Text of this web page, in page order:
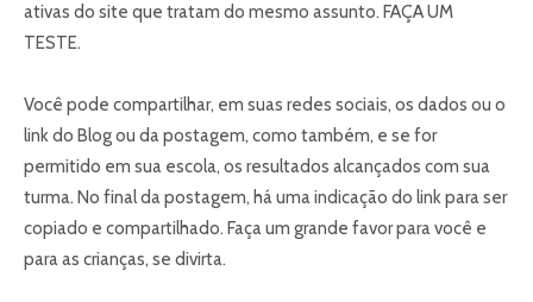
ativas do site que tratam do mesmo assunto. FAÇA UM
TESTE.
Você pode compartilhar, em suas redes sociais, os dados ou o
link do Blog ou da postagem, como também, e se for
permitido em sua escola, os resultados alcançados com sua
turma. No final da postagem, há uma indicação do link para ser
copiado e compartilhado. Faça um grande favor para você e
para as crianças, se divirta.